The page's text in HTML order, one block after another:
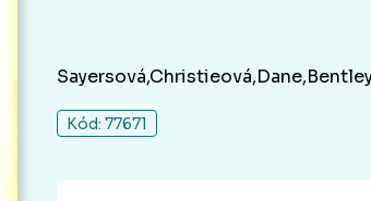
Kód: 77671